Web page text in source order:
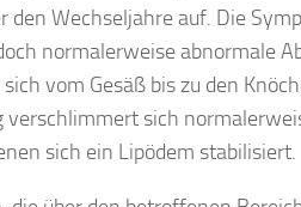
den Wechseljahre auf. Die
normalerweise abnormale
vom Gesäß bis zu den
sich
sich ein Lipödem stabilisiert.